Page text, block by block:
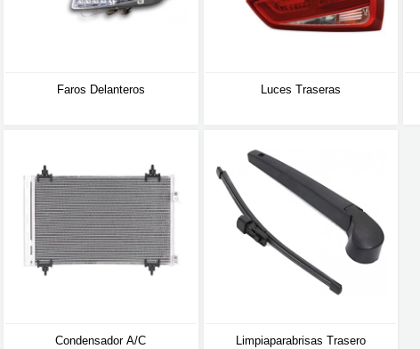
Faros Delanteros Luces Traseras
Condensador A/C Limpiaparabrisas Trasero